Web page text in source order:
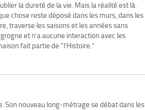
la dureté de la vie. Mais la réalité est là.
chose reste déposé dans les murs, dans les
traverse les saisons et les années sans
et n’a aucune interaction avec les
fait partie de "l’Histoire.”
Son nouveau long-métrage se débat dans les